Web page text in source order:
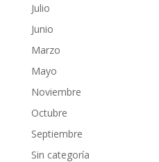
Julio
Junio
Marzo
Mayo
Noviembre
Octubre
Septiembre
Sin categoría